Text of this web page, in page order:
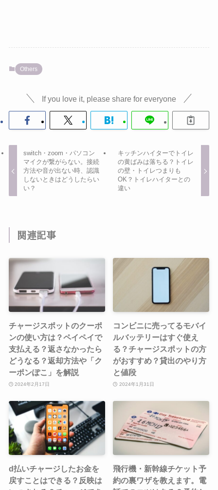
Others
If you love it, please share for everyone
switch・zoom・パソコン
マイクが繋がらない。接続
方法や音が出ない時、認識
しないときはどうしたらい
い？
キッチンハイターでトイレ
の黄ばみは落ちる？トイレ
の壁・トイレつまりも
OK？トイレハイターとの
違い
関連記事
チャージスポットのクーポ
ンの使い方は？ペイペイで
支払える？返さなかったら
どうなる？返却方法や「ク
ーポンぽこ」を解説
2024年2月17日
コンビニに売ってるモバイ
ルバッテリーはすぐ使え
る？チャージスポットの方
がおすすめ？貸出のやり方
と値段
2024年1月31日
d払いチャージしたお金を
戻すことはできる？反映は
飛行機・新幹線チケット予
約の裏ワザを教えます。電